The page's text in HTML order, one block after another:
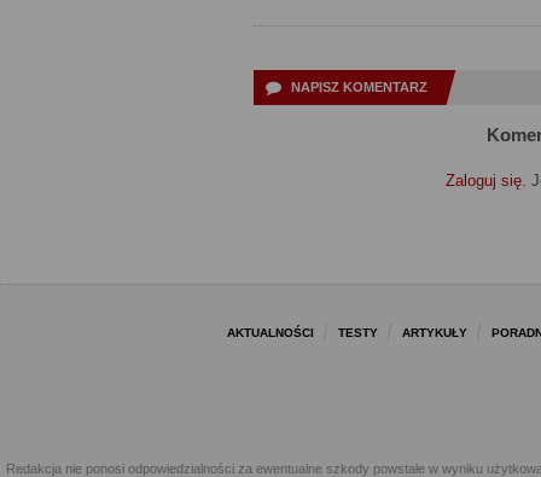
NAPISZ KOMENTARZ
Zaloguj się.
AKTUALNOŚCI TESTY ARTYKUŁY
Redakcja nie ponosi odpowiedzialności za ewentualne szkody powstałe w wyniku